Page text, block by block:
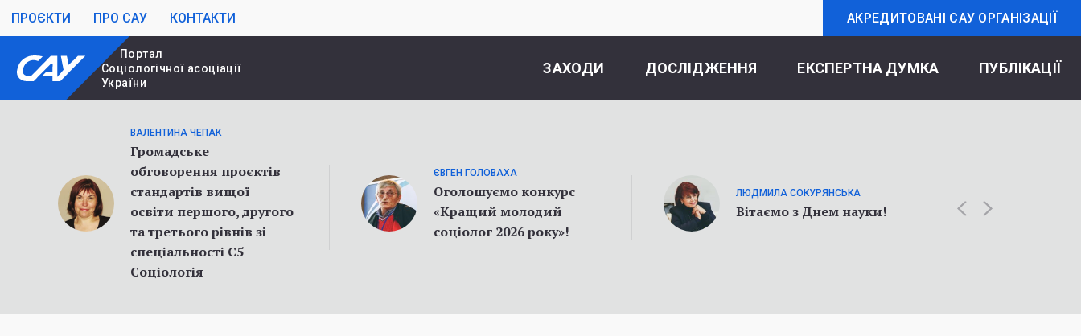
ПРОЄКТИ ПРО САУ КОНТАКТИ АКРЕДИТОВАНІ САУ ОРГАНІЗАЦІЇ
Портал
Cоціологічної асоціації
України
ЗАХОДИ ДОСЛІДЖЕННЯ ЕКСПЕРТНА ДУМКА ПУБЛІКАЦІЇ
ВАЛЕНТИНА ЧЕПАК
Громадське
обговорення проєктів
стандартів вищої
освіти першого, другого
та третього рівнів зі
спеціальності С5
Соціологія
ЄВГЕН ГОЛОВАХА
Оголошуємо конкурс
«Кращий молодий
соціолог 2026 року»!
ЛЮДМИЛА СОКУРЯНСЬКА
Вітаємо з Днем науки!